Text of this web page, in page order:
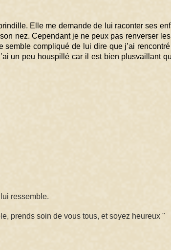
Elle me demande de lui raconter ses
nez. Cependant je ne peux pas renverser
semble compliqué de lui dire que j’ai
un peu houspillé car il est bien plusvaillant
ressemble.
prends soin de vous tous, et soyez heureux "